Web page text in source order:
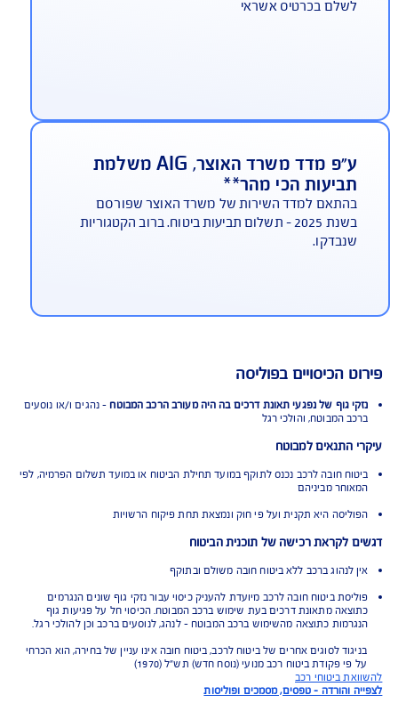
נוחים
עד 12 תשלומים שווים ללא ריבית וללא הצמדה. ניתן
בכרטיס אשראי
הכי מהר**
למדד השירות של משרד האוצר שפורסם
בשנת 2025 - תשלום תביעות ביטוח. ברוב הקטגוריות
הכיסויים בפוליסה
- נהגים ו/או נוסעים
המבוטח, והולכי רגל
למבוטח